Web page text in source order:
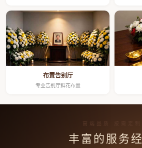
布置告别厅
专业告别厅鲜花布置
高端品质 按需定制
丰富的服务